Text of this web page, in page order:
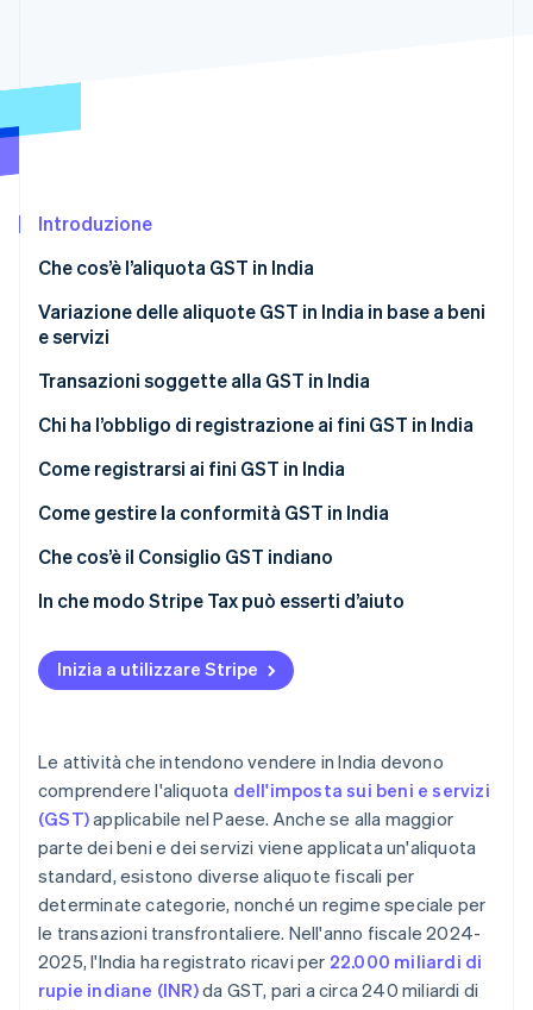
Costituzione di start-up
Identity
Stripe Sessions 2026
Guarda ora
Introduzione
Che cos’è l’aliquota GST in India
Variazione delle aliquote GST in India in base a beni
e servizi
Transazioni soggette alla GST in India
Chi ha l’obbligo di registrazione ai fini GST in India
Come registrarsi ai fini GST in India
Come gestire la conformità GST in India
Che cos’è il Consiglio GST indiano
In che modo Stripe Tax può esserti d’aiuto
Inizia a utilizzare Stripe
Le attività che intendono vendere in India devono
comprendere l'aliquota dell'imposta sui beni e servizi
(GST)applicabile nel Paese. Anche se alla maggior
parte dei beni e dei servizi viene applicata un'aliquota
standard, esistono diverse aliquote fiscali per
determinate categorie, nonché un regime speciale per
le transazioni transfrontaliere. Nell'anno fiscale 2024-
2025, l'India ha registrato ricavi per 22.000 miliardi di
rupie indiane (INR)da GST, pari a circa 240 miliardi di